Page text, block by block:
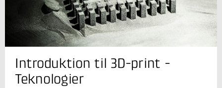
Jeg er din kontaktperson
Lasse Nitschke
Konsulent
Industriel 3D print
Introduktion til 3D-print -
Teknologier